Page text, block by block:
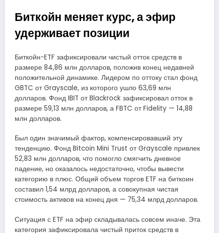
Биткойн меняет курс, а эфир
удерживает позиции
Биткойн-ETF зафиксировали чистый отток средств в
размере 84,86 млн долларов, положив конец недавней
положительной динамике. Лидером по оттоку стал фонд
GBTC от Grayscale, из которого ушло 63,69 млн
долларов. Фонд IBIT от Blackrock зафиксировал отток в
размере 59,13 млн долларов, а FBTC от Fidelity — 14,88
млн долларов.
Был один значимый фактор, компенсировавший эту
тенденцию. Фонд Bitcoin Mini Trust от Grayscale привлек
52,83 млн долларов, что помогло смягчить дневное
падение, но оказалось недостаточно, чтобы вывести
категорию в плюс. Общий объем торгов ETF на биткоин
составил 1,54 млрд долларов, а совокупная чистая
стоимость активов на конец дня — 75,34 млрд долларов.
Ситуация с ETF на эфир складывалась совсем иначе. Эта
категория зафиксировала чистый приток средств в